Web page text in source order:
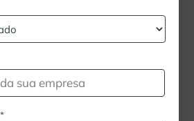
*